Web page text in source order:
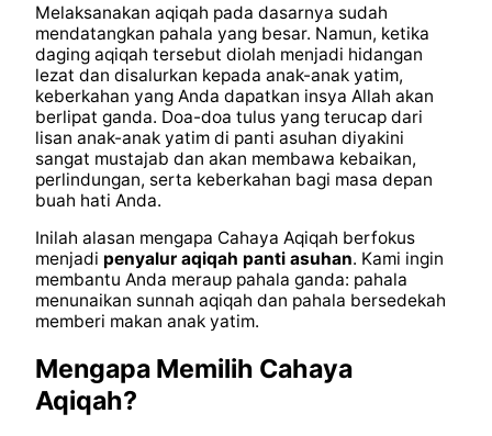
Melaksanakan aqiqah pada dasarnya sudah
mendatangkan pahala yang besar. Namun, ketika
daging aqiqah tersebut diolah menjadi hidangan
lezat dan disalurkan kepada anak-anak yatim,
keberkahan yang Anda dapatkan insya Allah akan
berlipat ganda. Doa-doa tulus yang terucap dari
lisan anak-anak yatim di panti asuhan diyakini
sangat mustajab dan akan membawa kebaikan,
perlindungan, serta keberkahan bagi masa depan
buah hati Anda.
Inilah alasan mengapa Cahaya Aqiqah berfokus
menjadi penyalur aqiqah panti asuhan. Kami ingin
membantu Anda meraup pahala ganda: pahala
menunaikan sunnah aqiqah dan pahala bersedekah
memberi makan anak yatim.
Mengapa Memilih Cahaya
Aqiqah?